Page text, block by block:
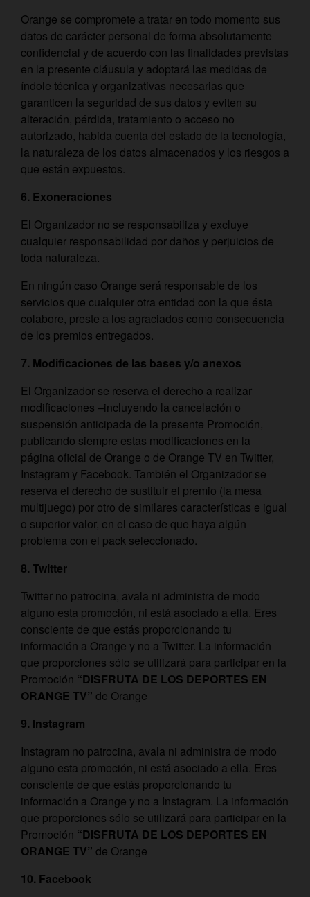
Orange se compromete a tratar en todo momento sus
datos de carácter personal de forma absolutamente
confidencial y de acuerdo con las finalidades previstas
en la presente cláusula y adoptará las medidas de
índole técnica y organizativas necesarias que
garanticen la seguridad de sus datos y eviten su
alteración, pérdida, tratamiento o acceso no
autorizado, habida cuenta del estado de la tecnología,
la naturaleza de los datos almacenados y los riesgos a
que están expuestos.
6. Exoneraciones
El Organizador no se responsabiliza y excluye
cualquier responsabilidad por daños y perjuicios de
toda naturaleza.
En ningún caso Orange será responsable de los
servicios que cualquier otra entidad con la que ésta
colabore, preste a los agraciados como consecuencia
de los premios entregados.
7. Modificaciones de las bases y/o anexos
El Organizador se reserva el derecho a realizar
modificaciones –incluyendo la cancelación o
suspensión anticipada de la presente Promoción,
publicando siempre estas modificaciones en la
página oficial de Orange o de Orange TV en Twitter,
Instagram y Facebook. También el Organizador se
reserva el derecho de sustituir el premio (la mesa
multijuego) por otro de similares características e igual
o superior valor, en el caso de que haya algún
problema con el pack seleccionado.
8. Twitter
Twitter no patrocina, avala ni administra de modo
alguno esta promoción, ni está asociado a ella. Eres
consciente de que estás proporcionando tu
información a Orange y no a Twitter. La información
que proporciones sólo se utilizará para participar en la
Promoción “DISFRUTA DE LOS DEPORTES EN
ORANGE TV” de Orange
9. Instagram
Instagram no patrocina, avala ni administra de modo
alguno esta promoción, ni está asociado a ella. Eres
consciente de que estás proporcionando tu
información a Orange y no a Instagram. La información
que proporciones sólo se utilizará para participar en la
Promoción “DISFRUTA DE LOS DEPORTES EN
ORANGE TV” de Orange
10. Facebook